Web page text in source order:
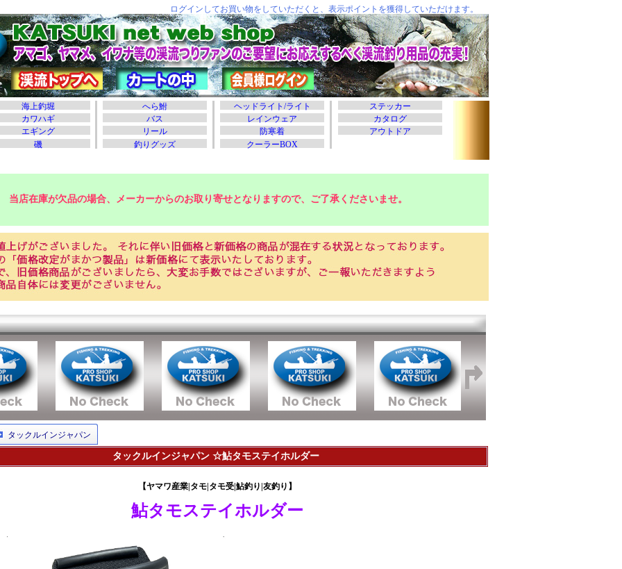
当店在庫が欠品の場合、メーカーからのお取り寄せとなりますので、ご了承くださいませ。
タックルインジャパン
タックルインジャパン ☆鮎タモステイホルダー
【ヤマワ産業|タモ|タモ受|鮎釣り|友釣り】
鮎タモステイホルダー